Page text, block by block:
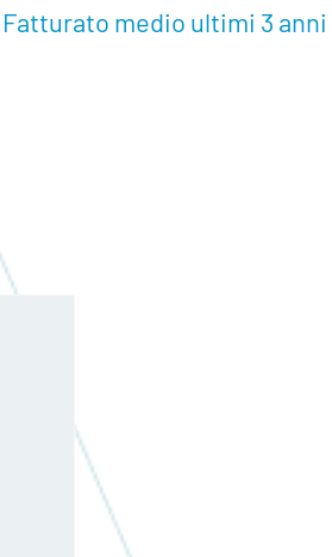
Fatturato medio ultimi 3 anni